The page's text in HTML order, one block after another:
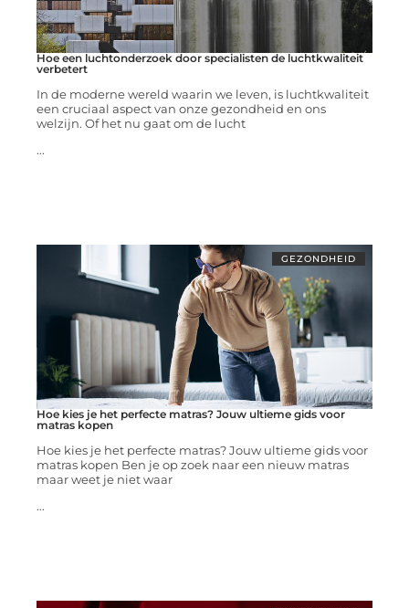
Hoe een luchtonderzoek door specialisten de luchtkwaliteit
verbetert
In de moderne wereld waarin we leven, is luchtkwaliteit
een cruciaal aspect van onze gezondheid en ons
welzijn. Of het nu gaat om de lucht
...
GEZONDHEID
Hoe kies je het perfecte matras? Jouw ultieme gids voor
matras kopen
Hoe kies je het perfecte matras? Jouw ultieme gids voor
matras kopen Ben je op zoek naar een nieuw matras
maar weet je niet waar
...